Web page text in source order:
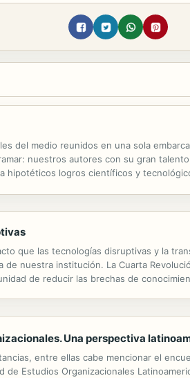
del medio reunidos en una sola
nuestros autores con su gran
hipotéticos logros científicos y
que las tecnologías disruptivas y la
nuestra institución. La Cuarta
de reducir las brechas de
Una perspectiva
entre ellas cabe mencionar el
Estudios Organizacionales